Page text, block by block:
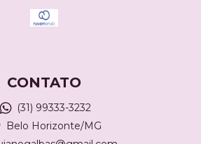
CONTATO
(31) 99333-3232
Belo Horizonte/MG